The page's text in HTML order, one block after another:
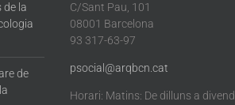
de la
de
C/Sant Pau, 101
08001 Barcelona
93 317-63-97
psocial@arqbcn.cat
Horari: Matins: De dilluns a